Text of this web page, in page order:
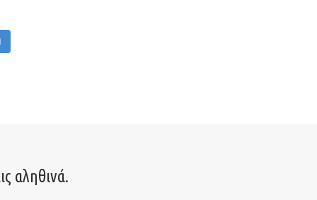
αληθινά.